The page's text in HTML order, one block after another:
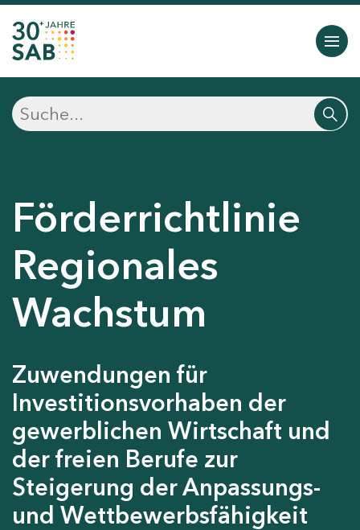
Förderrichtlinie
Regionales
Wachstum
Zuwendungen für
Investitionsvorhaben der
gewerblichen Wirtschaft und
der freien Berufe zur
Steigerung der Anpassungs-
und Wettbewerbsfähigkeit